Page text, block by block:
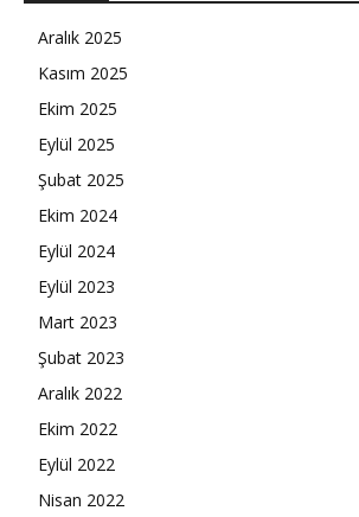
Aralık 2025
Kasım 2025
Ekim 2025
Eylül 2025
Şubat 2025
Ekim 2024
Eylül 2024
Eylül 2023
Mart 2023
Şubat 2023
Aralık 2022
Ekim 2022
Eylül 2022
Nisan 2022